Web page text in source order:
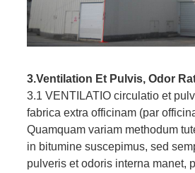
3.ventilation Et Pulvis, Odor
3.1 VENTILATIO circulatio et
fabrica extra officinam (par
Quamquam variam methodum
in bitumine suscepimus, sed
pulveris et odoris interna manet,